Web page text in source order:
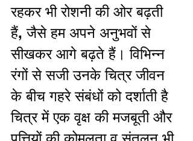
रहकर भी रोशनी की ओर बढ़ती
हैं, जैसे हम अपने अनुभवों से
सीखकर आगे बढ़ते हैं। विभिन्न
रंगों से सजी उनके चित्र जीवन
के बीच गहरे संबंधों को दर्शाती है
चित्र में एक वृक्ष की मजबूती और